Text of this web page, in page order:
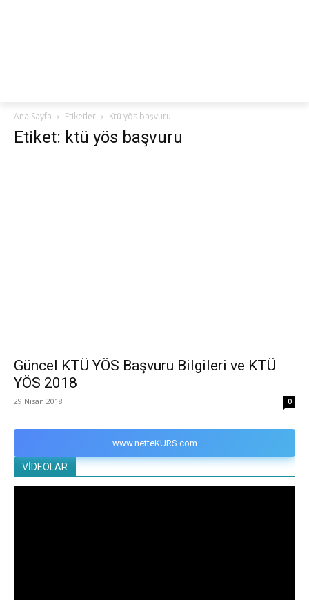
Ana Sayfa Etiketler Ktü yös başvuru
Etiket: ktü yös başvuru
Güncel KTÜ YÖS Başvuru Bilgileri ve KTÜ
YÖS 2018
29 Nisan 2018 0
www.netteKURS.com
VİDEOLAR